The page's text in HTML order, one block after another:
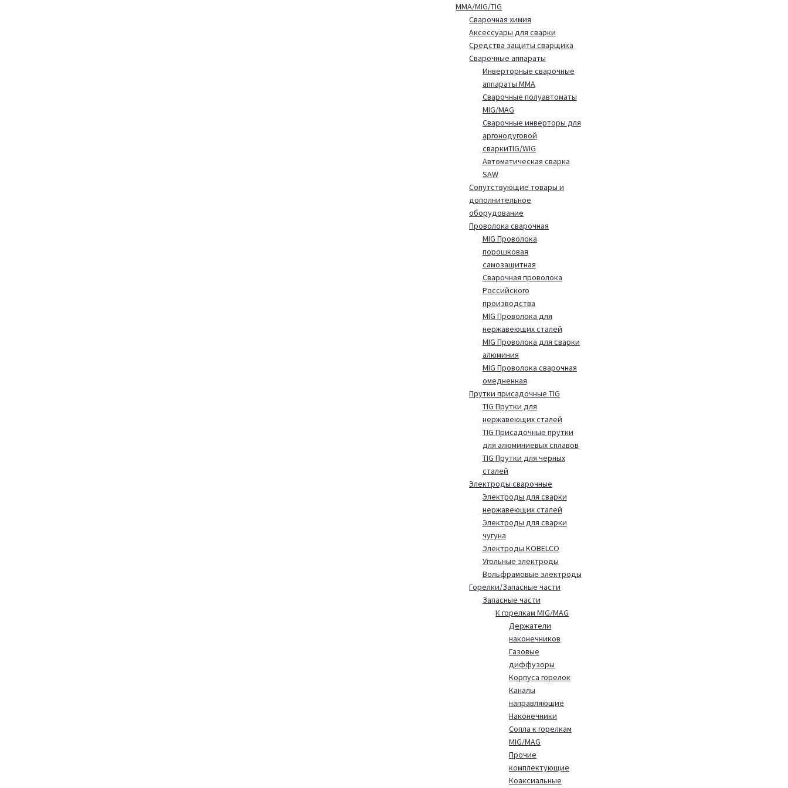
MMA/MIG/TIG
Сварочная химия
Аксессуары для сварки
Средства защиты сварщика
Сварочные аппараты
Инверторные сварочные
аппараты MMA
Сварочные полуавтоматы
MIG/MAG
Сварочные инверторы для
аргонодуговой
сваркиTIG/WIG
Автоматическая сварка
SAW
Сопутствующие товары и
дополнительное
оборудование
Проволока сварочная
MIG Проволока
порошковая
самозащитная
Сварочная проволока
Российского
производства
MIG Проволока для
нержавеющих сталей
MIG Проволока для сварки
алюминия
MIG Проволока сварочная
омедненная
Прутки присадочные TIG
TIG Прутки для
нержавеющих сталей
TIG Присадочные прутки
для алюминиевых сплавов
TIG Прутки для черных
сталей
Электроды сварочные
Электроды для сварки
нержавеющих сталей
Электроды для сварки
чугуна
Электроды KOBELCO
Угольные электроды
Вольфрамовые электроды
Горелки/Запасные части
Запасные части
К горелкам MIG/MAG
Держатели
наконечников
Газовые
диффузоры
Корпуса горелок
Каналы
направляющие
Наконечники
Сопла к горелкам
MIG/MAG
Прочие
комплектующие
Коаксиальные